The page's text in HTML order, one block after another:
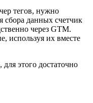
тегов, нужно
сбора данных счетчик
через GTM.
используя их вместе
этого достаточно